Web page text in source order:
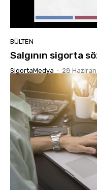
BÜLTEN
Salgının sigorta
SigortaMedya - 28